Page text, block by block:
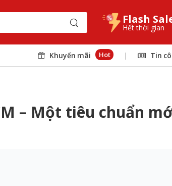
Flash
Hết thời gian
Khuyến mãi Hot | Tin
– Một tiêu chuẩn